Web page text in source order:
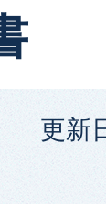
更新